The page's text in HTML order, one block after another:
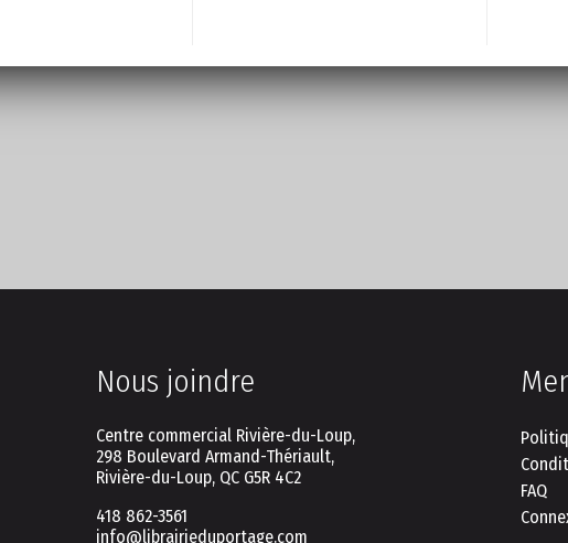
Nous joindre
Centre commercial Rivière-du-Loup,
298 Boulevard Armand-Thériault,
Rivière-du-Loup, QC G5R 4C2
418 862-3561
info@librairieduportage.com
FAQ